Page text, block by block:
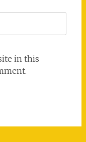
in this